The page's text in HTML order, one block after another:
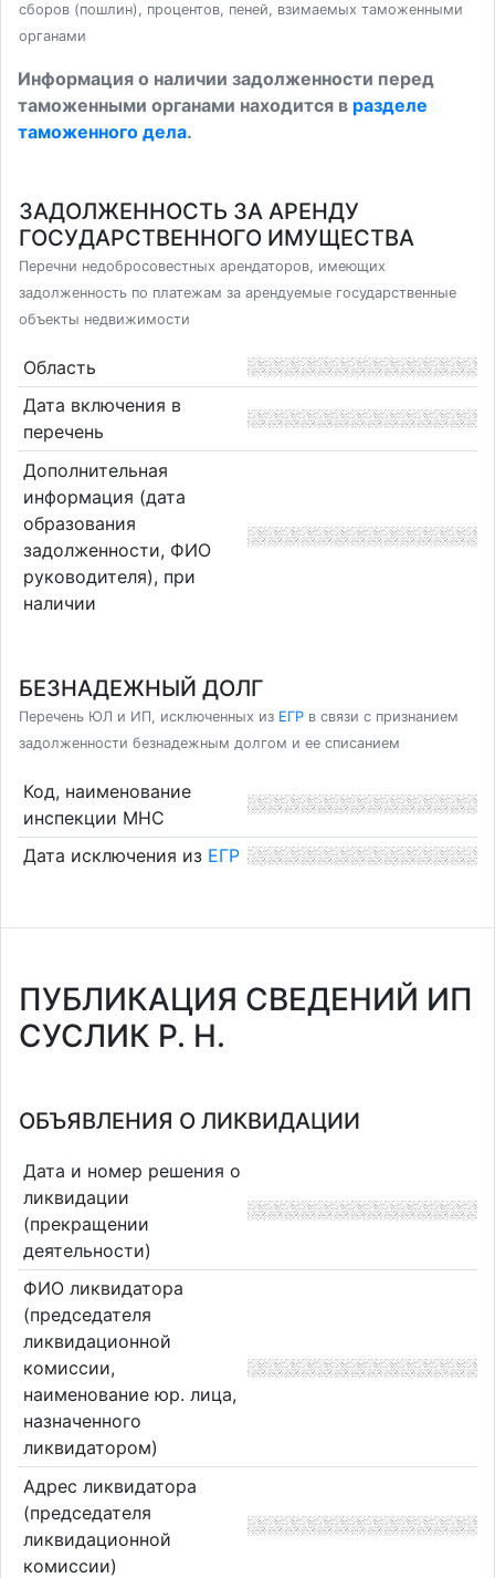
сборов (пошлин), процентов, пеней, взимаемых таможенными
органами
Информация о наличии задолженности перед
таможенными органами находится в разделе
таможенного дела.
ЗАДОЛЖЕННОСТЬ ЗА АРЕНДУ
ГОСУДАРСТВЕННОГО ИМУЩЕСТВА
Перечни недобросовестных арендаторов, имеющих
задолженность по платежам за арендуемые государственные
объекты недвижимости
Область
Дата включения в
перечень
Дополнительная
информация (дата
образования
задолженности, ФИО
руководителя), при
наличии
БЕЗНАДЕЖНЫЙ ДОЛГ
Перечень ЮЛ и ИП, исключенных из ЕГР в связи с признанием
задолженности безнадежным долгом и ее списанием
Код, наименование
инспекции МНС
Дата исключения из ЕГР
ПУБЛИКАЦИЯ СВЕДЕНИЙ ИП
СУСЛИК Р. Н.
ОБЪЯВЛЕНИЯ О ЛИКВИДАЦИИ
Дата и номер решения о
ликвидации
(прекращении
деятельности)
ФИО ликвидатора
(председателя
ликвидационной
комиссии,
наименование юр. лица,
назначенного
ликвидатором)
Адрес ликвидатора
(председателя
ликвидационной
комиссии)